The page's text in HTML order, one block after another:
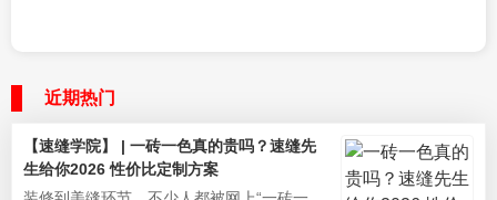
近期热门
【速缝学院】 | 一砖一色真的贵吗？速缝先
生给你2026 性价比定制方案